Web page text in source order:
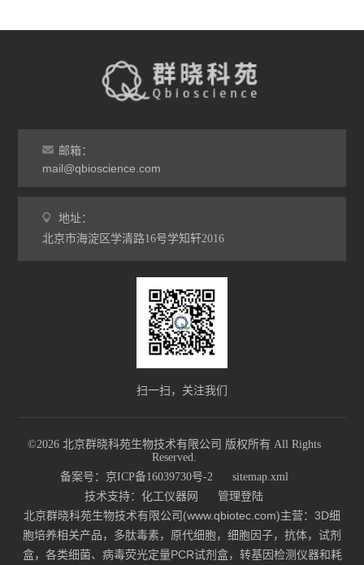
邮箱：
mail@qbioscience.com
地址：
北京市海淀区学清路16号学知轩2016
扫一扫，关注我们
©2026 北京群晓科苑生物技术有限公司 版权所有 All Rights
Reserved.
备案号：京ICP备16039730号-2
sitemap.xml
技术支持： 化工仪器网 管理登陆
北京群晓科苑生物技术有限公司(www.qbiotec.com)主营：3D细
胞培养相关产品，多肽毒素，原代细胞，细胞因子，抗体，试剂
盒，各类细菌、病毒荧光定量PCR试剂盒，转基因检测仪器和耗